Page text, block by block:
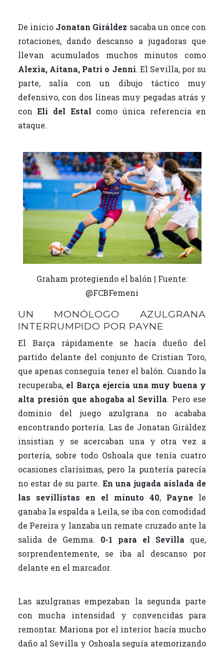
De inicio Jonatan Giráldez sacaba un once con
rotaciones, dando descanso a jugadoras que
llevan acumulados muchos minutos como
Alexia, Aitana, Patri o Jenni. El Sevilla, por su
parte, salía con un dibujo táctico muy
defensivo, con dos líneas muy pegadas atrás y
conEli del Estal como única referencia en
ataque.
Graham protegiendo el balón | Fuente:
@FCBFemeni
UN MONÓLOGO AZULGRANA
INTERRUMPIDO POR PAYNE
El Barça rápidamente se hacía dueño del
partido delante del conjunto de Cristian Toro,
que apenas conseguía tener el balón. Cuando la
recuperaba, el Barça ejercía una muy buena y
alta presión que ahogaba al Sevilla. Pero ese
dominio del juego azulgrana no acababa
encontrando portería. Las de Jonatan Giráldez
insistían y se acercaban una y otra vez a
portería, sobre todo Oshoala que tenía cuatro
ocasiones clarísimas, pero la puntería parecía
no estar de su parte. En una jugada aislada de
las sevillistas en el minuto 40, Payne le
ganaba la espalda a Leila, se iba con comodidad
de Pereira y lanzaba un remate cruzado ante la
salida de Gemma. 0-1 para el Sevilla que,
sorprendentemente, se iba al descanso por
delante en el marcador.
Las azulgranas empezaban la segunda parte
con mucha intensidad y convencidas para
remontar. Mariona por el interior hacía mucho
daño al Sevilla y Oshoala seguía atemorizando